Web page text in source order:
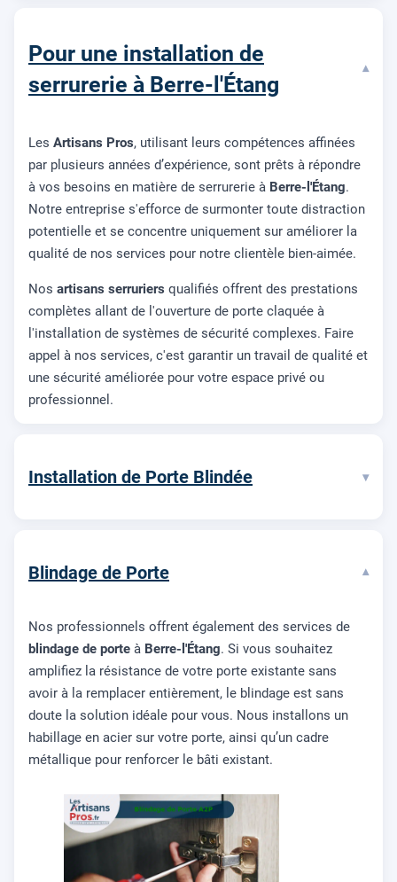
Pour une installation de
serrurerie à Berre-l'Étang
▾
Les Artisans Pros, utilisant leurs compétences affinées
par plusieurs années d’expérience, sont prêts à répondre
à vos besoins en matière de serrurerie à Berre-l'Étang.
Notre entreprise s'efforce de surmonter toute distraction
potentielle et se concentre uniquement sur améliorer la
qualité de nos services pour notre clientèle bien-aimée.
Nos artisans serruriers qualifiés offrent des prestations
complètes allant de l'ouverture de porte claquée à
l'installation de systèmes de sécurité complexes. Faire
appel à nos services, c'est garantir un travail de qualité et
une sécurité améliorée pour votre espace privé ou
professionnel.
Installation de Porte Blindée ▾
Blindage de Porte ▾
Nos professionnels offrent également des services de
blindage de porte à Berre-l'Étang. Si vous souhaitez
amplifiez la résistance de votre porte existante sans
avoir à la remplacer entièrement, le blindage est sans
doute la solution idéale pour vous. Nous installons un
habillage en acier sur votre porte, ainsi qu’un cadre
métallique pour renforcer le bâti existant.